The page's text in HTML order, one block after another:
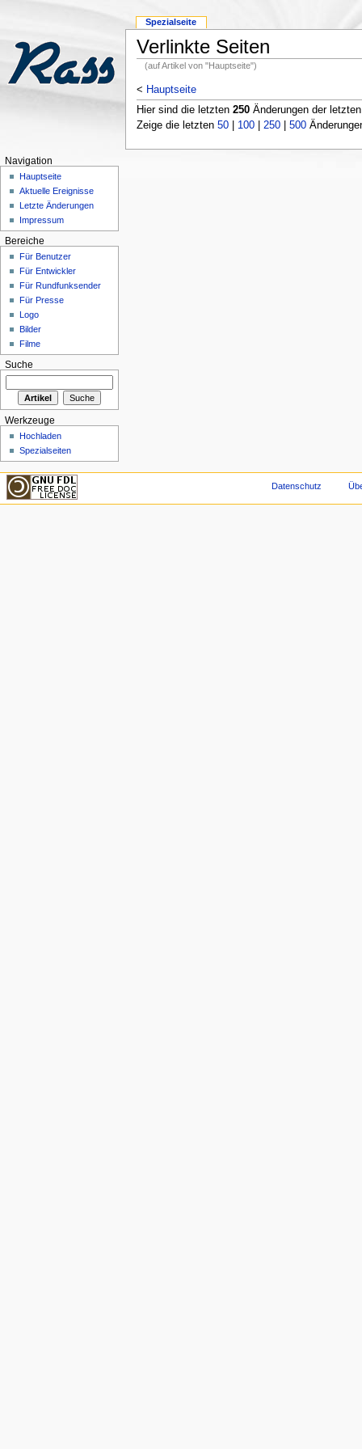
Verlinkte Seiten
(auf Artikel von "Hauptseite")
< Hauptseite
Hier sind die letzten 250Änderungen der
Zeige die letzten 50| 100| 250| 500
Spezialseite
Navigation
Hauptseite
Aktuelle Ereignisse
Letzte Änderungen
Impressum
Bereiche
Für Benutzer
Für Entwickler
Für Rundfunksender
Für Presse
Logo
Bilder
Filme
Suche
Werkzeuge
Hochladen
Spezialseiten
Datenschutz